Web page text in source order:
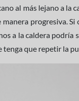
al más lejano a la
progresiva.
a la caldera podría
que repetir la